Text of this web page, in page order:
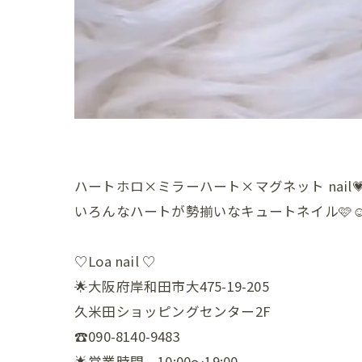
ハートホロ×ミラーハート×マグネット
いろんなハートが勢揃いなキュートネイル
♡Loa nail ♡
🌟大阪府岸和田市大475-19-205
久米田ショッピングセンター2F
☎️090-8140-9483